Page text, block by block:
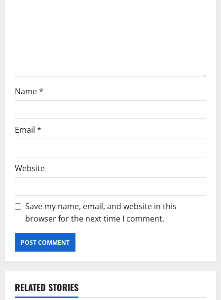
Name*
Email *
Website
Save my name, email, and website in this
browser for the next time I comment.
RELATED STORIES